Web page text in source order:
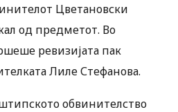
Цветановски
од предметот. Во
ревизијата пак
Лиле Стефанова.
обвинителство